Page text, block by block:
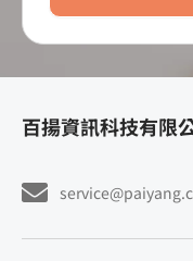
百揚資訊科技有限